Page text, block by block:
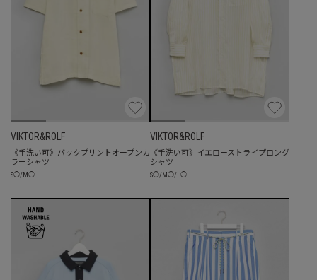
VIKTOR&ROLF
《手洗い可》バックプリントオープンカ
ラーシャツ
S◯/ M ◯
VIKTOR&ROLF
《手洗い可》イエローストライプロング
シャツ
S◯/ M ◯/ ◯